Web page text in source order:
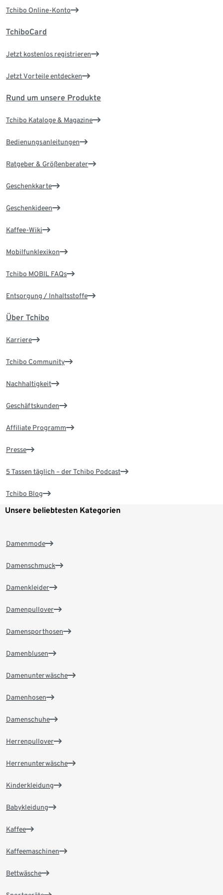
Tchibo Online-Konto
TchiboCard
Jetzt kostenlos registrieren
Jetzt Vorteile entdecken
Rund um unsere Produkte
Tchibo Kataloge & Magazine
Bedienungsanleitungen
Ratgeber & Größenberater
Geschenkkarte
Geschenkideen
Kaffee-Wiki
Mobilfunklexikon
Tchibo MOBIL FAQs
Entsorgung / Inhaltsstoffe
Über Tchibo
Karriere
Tchibo Community
Nachhaltigkeit
Geschäftskunden
Affiliate Programm
Presse
5 Tassen täglich – der Tchibo Podcast
Tchibo Blog
Unsere beliebtesten Kategorien
Damenmode
Damenschmuck
Damenkleider
Damenpullover
Damensporthosen
Damenblusen
Damenunterwäsche
Damenhosen
Damenschuhe
Herrenpullover
Herrenunterwäsche
Kinderkleidung
Babykleidung
Kaffee
Kaffeemaschinen
Bettwäsche